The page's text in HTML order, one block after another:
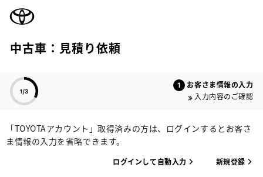
中古車：見積り依頼
お客さま情報の入力
入力内容のご確認
「TOYOTAアカウント」取得済みの方は、ログインするとお客さ
ま情報の入力を省略できます。
ログインして自動入力 新規登録